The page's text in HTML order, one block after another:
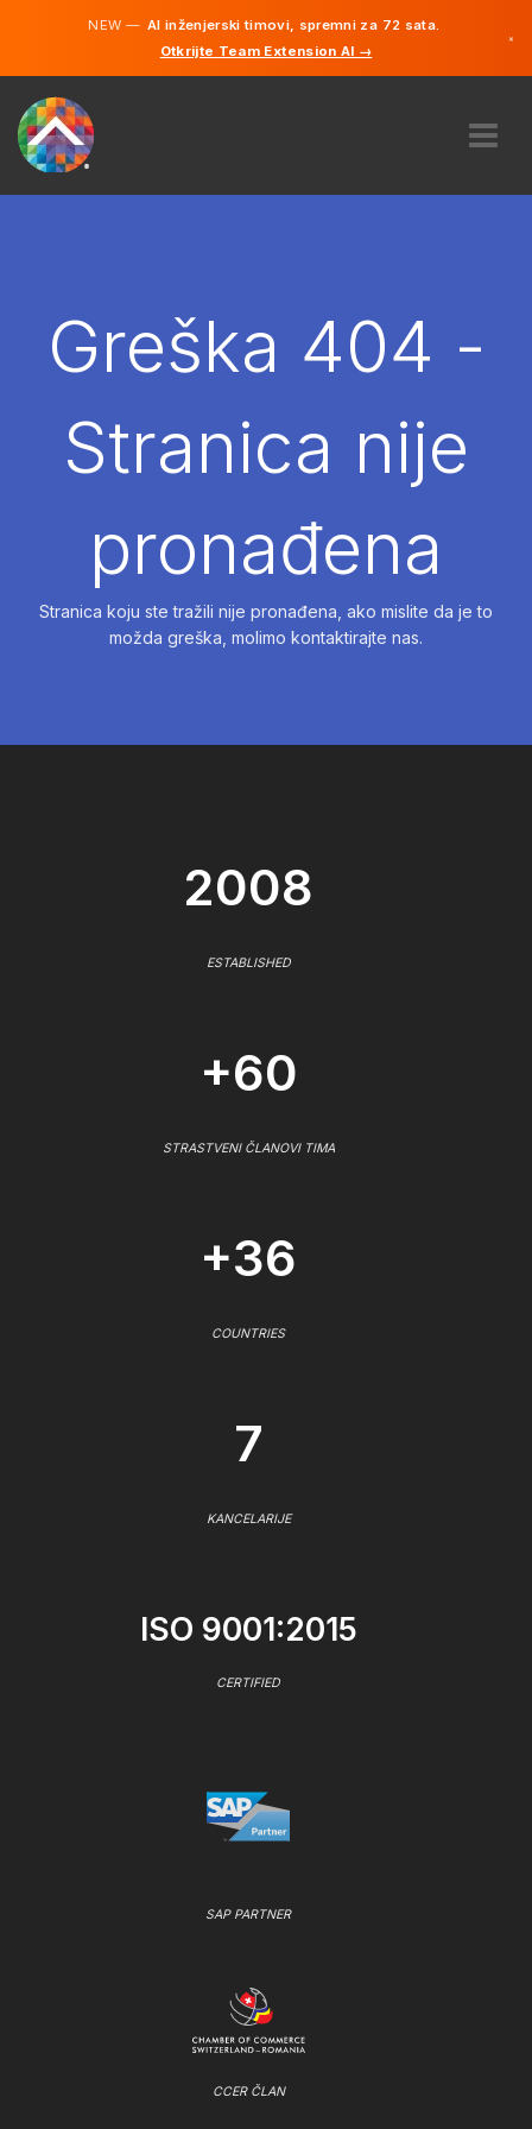
NEW —AI inženjerski timovi, spremni za 72 sata.
Otkrijte Team Extension AI →
×
NAJAMGreška 404 -
Stranica nije
pronađena
Stranica koju ste tražili nije pronađena, ako mislite da je to
možda greška, molimo kontaktirajte nas.
2008
ESTABLISHED
+60
STRASTVENI ČLANOVI TIMA
+36
COUNTRIES
7
KANCELARIJE
ISO 9001:2015
CERTIFIED
SAP PARTNER
CCER ČLAN